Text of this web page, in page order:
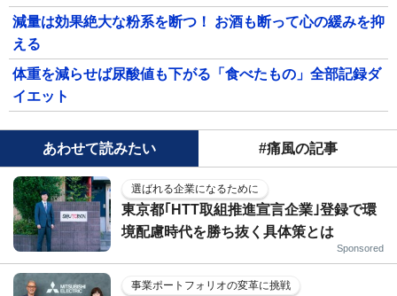
減量は効果絶大な粉系を断つ！ お酒も断って心の緩みを抑
える
体重を減らせば尿酸値も下がる「食べたもの」全部記録ダ
イエット
あわせて読みたい #痛風の記事
選ばれる企業になるために
東京都｢HTT取組推進宣言企業｣登録で環
境配慮時代を勝ち抜く具体策とは
Sponsored
事業ポートフォリオの変革に挑戦